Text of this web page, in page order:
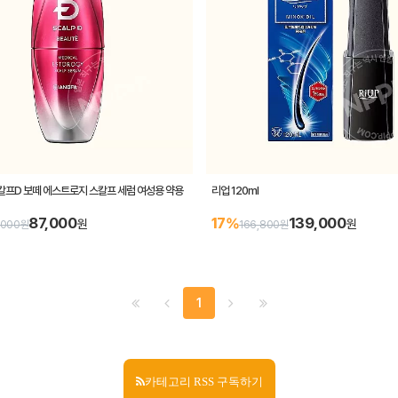
D 보떼 에스트로지 스칼프 세럼 여성용 약용
원87,000원
리업 120ml
17%166,800원139,000원
1
카테고리 RSS 구독하기